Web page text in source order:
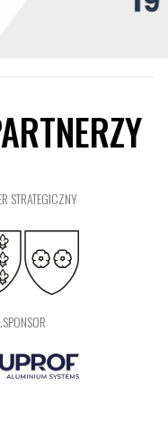
STRATEGICZNY
.SPONSOR